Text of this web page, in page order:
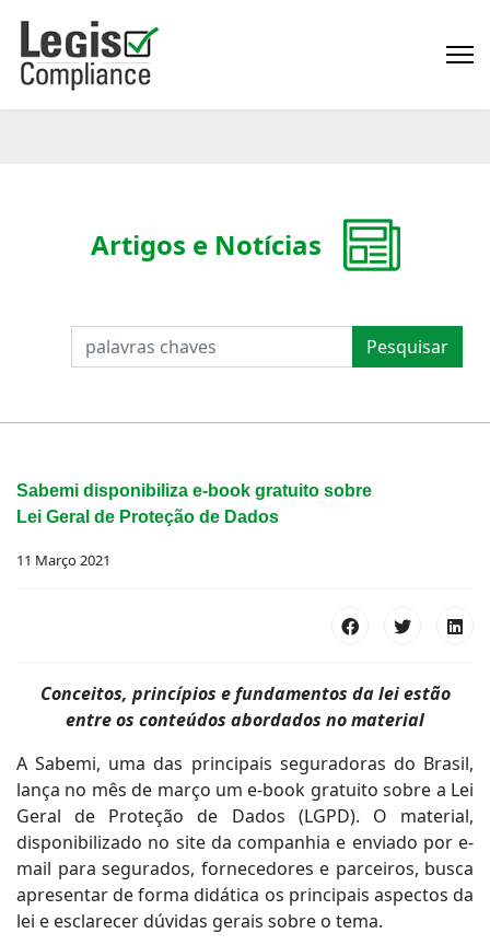
PESQUISAR Pesquisar
Artigos e Notícias
Sabemi disponibiliza e-book gratuito sobre
Lei Geral de Proteção de Dados
11 Março 2021
Conceitos, princípios e fundamentos da lei estão
entre os conteúdos abordados no material
A Sabemi, uma das principais seguradoras do Brasil,
lança no mês de março um e-book gratuito sobre a Lei
Geral de Proteção de Dados (LGPD). O material,
disponibilizado no site da companhia e enviado por e-
mail para segurados, fornecedores e parceiros, busca
apresentar de forma didática os principais aspectos da
lei e esclarecer dúvidas gerais sobre o tema.